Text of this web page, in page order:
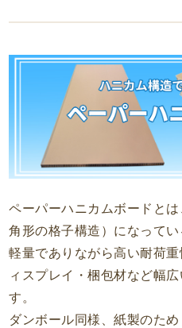
ペーパーハニカムボードと
角形の格子構造）になってい
軽量でありながら高い耐荷
ィスプレイ・梱包材など幅
す。
ダンボール同様、紙製のた